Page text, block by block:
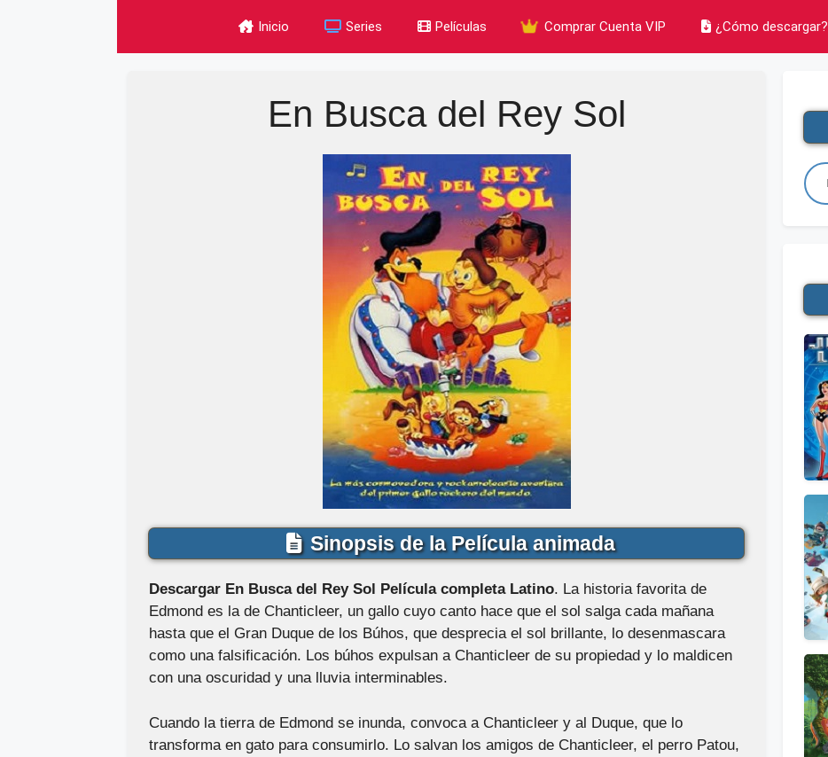
Inicio Series Películas Comprar Cuenta VIP ¿Cómo descargar?
En Busca del Rey Sol
Sinopsis de la Película animada
Descargar En Busca del Rey Sol Película completa Latino. La historia favorita de
Edmond es la de Chanticleer, un gallo cuyo canto hace que el sol salga cada mañana
hasta que el Gran Duque de los Búhos, que desprecia el sol brillante, lo desenmascara
como una falsificación. Los búhos expulsan a Chanticleer de su propiedad y lo maldicen
con una oscuridad y una lluvia interminables.
Cuando la tierra de Edmond se inunda, convoca a Chanticleer y al Duque, que lo
transforma en gato para consumirlo. Lo salvan los amigos de Chanticleer, el perro Patou,